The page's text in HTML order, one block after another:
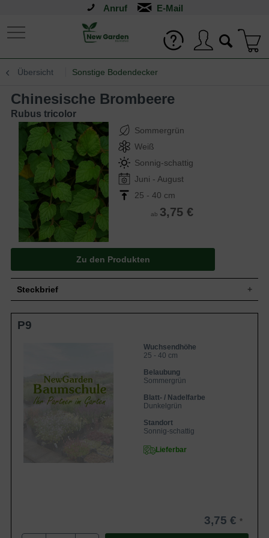
Anruf
Übersicht Sonstige Bodendecker
Chinesische Brombeere
Rubus tricolor
Sommergrün
Weiß
Sonnig-schattig
Juni - August
25 - 40 cm
ab 3,75 €
Zu den Produkten
Steckbrief
Zwergstrauch, niedrigbleibend und
Blatt
Sommergrün bis wintergrün, eirund, oft
leicht gelappt, grob gesägter Rand, am
Ende zugespitzt, glänzend, Unterseite
weiß filzig, Oberseite dunkelgrün,
Herbstfärbung gelb, ca. 10 cm groß
Blüte
Weiß, schalenförmig, in Trauben
zusammen, ca. 2 cm groß
Insgesamt anspruchslos, trockene bis
P9
Wuchsendhöhe
25 - 40 cm
Belaubung
Sommergrün
Blatt- / Nadelfarbe
Dunkelgrün
Standort
Sonnig-schattig
Lieferbar
3,75 €